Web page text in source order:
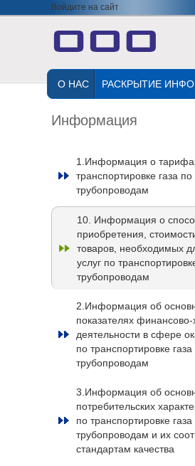
Войдите на сайт
О НАС РАСКРЫТИЕ
Информация
1.Информация о
транспортировке газа по
трубопроводам
10. Информация о
приобретения,
товаров, необходимых
услуг по
трубопроводам
2.Информация об
показателях финансово-
деятельности в сфере
по транспортировке
трубопроводам
3.Информация об
потребительских
по транспортировке
трубопроводам и их
стандартам качества